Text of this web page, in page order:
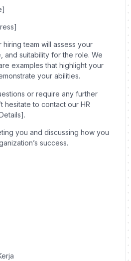
hiring team will assess your
and suitability for the role. We
examples that highlight your
your abilities.
or require any further
hesitate to contact our HR
you and discussing how you
success.